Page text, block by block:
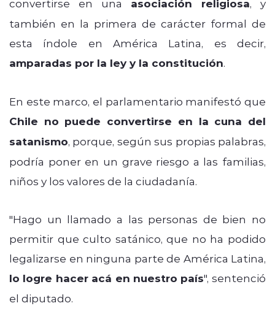
convertirse en una asociación religiosa, y
también en la primera de carácter formal de
esta índole en América Latina, es decir,
amparadas por la ley y la constitución.
En este marco, el parlamentario manifestó que
Chile no puede convertirse en la cuna del
satanismo, porque, según sus propias palabras,
podría poner en un grave riesgo a las familias,
niños y los valores de la ciudadanía.
"Hago un llamado a las personas de bien no
permitir que culto satánico, que no ha podido
legalizarse en ninguna parte de América Latina,
lo logre hacer acá en nuestro país", sentenció
el diputado.